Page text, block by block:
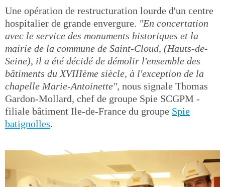
Une opération de restructuration lourde d'un centre
hospitalier de grande envergure. "En concertation
avec le service des monuments historiques et la
mairie de la commune de Saint-Cloud, (Hauts-de-
Seine), il a été décidé de démolir l'ensemble des
bâtiments du XVIIIème siècle, à l'exception de la
chapelle Marie-Antoinette", nous signale Thomas
Gardon-Mollard, chef de groupe Spie SCGPM -
filiale bâtiment Ile-de-France du groupe Spie
batignolles.